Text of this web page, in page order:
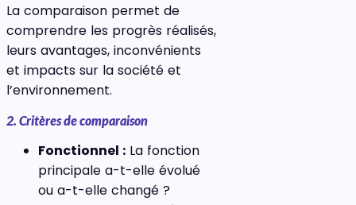
La comparaison permet de
comprendre les progrès réalisés,
leurs avantages, inconvénients
et impacts sur la société et
l’environnement.
2. Critères de comparaison
Fonctionnel : La fonction
principale a-t-elle évolué
ou a-t-elle changé ?